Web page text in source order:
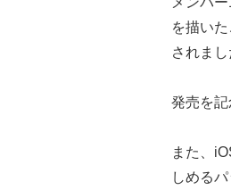
を描い
されまし
発売を記
また、
しめる